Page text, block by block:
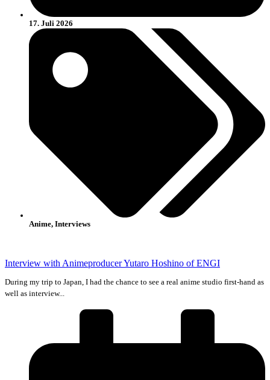
17. Juli 2026
Anime, Interviews
Interview with Animeproducer Yutaro Hoshino of ENGI
During my trip to Japan, I had the chance to see a real anime studio first-hand as
well as interview...